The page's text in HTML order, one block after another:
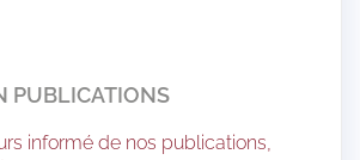
PUBLICATIONS
informé de nos publications,